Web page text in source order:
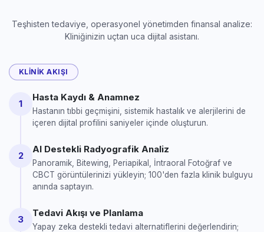
Teşhisten tedaviye, operasyonel yönetimden finansal analize:
Kliniğinizin uçtan uca dijital asistanı.
KLINIK AKIŞI
1
Hasta Kaydı & Anamnez
Hastanın tıbbi geçmişini, sistemik hastalık ve alerjilerini de
içeren dijital profilini saniyeler içinde oluşturun.
2
AI Destekli Radyografik Analiz
Panoramik, Bitewing, Periapikal, İntraoral Fotoğraf ve
CBCT görüntülerinizi yükleyin; 100'den fazla klinik bulguyu
anında saptayın.
3
Tedavi Akışı ve Planlama
Yapay zeka destekli tedavi alternatiflerini değerlendirin;